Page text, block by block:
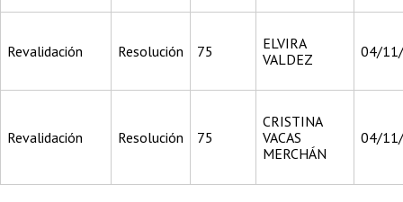
Revalidación Resolución 75
ELVIRA
VALDEZ
04/
Revalidación Resolución 75
CRISTINA
VACAS
MERCHÁN
04/